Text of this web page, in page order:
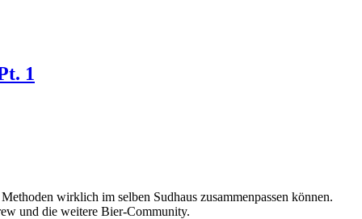
1
wirklich im selben Sudhaus zusammenpassen können.
und die weitere Bier-Community.